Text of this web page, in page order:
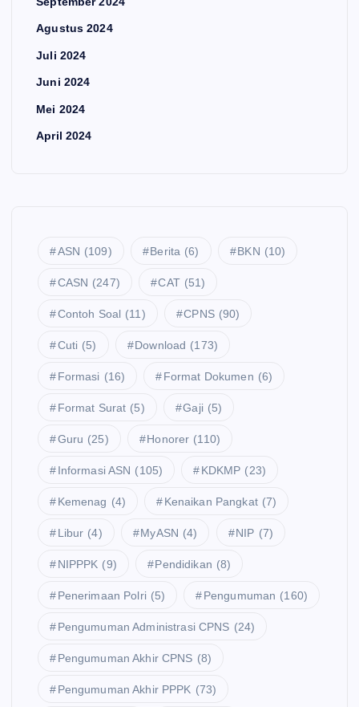
Agustus 2024
Juli 2024
Juni 2024
Mei 2024
April 2024
ASN (109) Berita (6) BKN (10)
CASN (247) CAT (51)
Contoh Soal (11) CPNS (90)
Cuti (5) Download (173)
Formasi (16) Format Dokumen (6)
Format Surat (5) Gaji (5)
Guru (25) Honorer (110)
Informasi ASN (105) KDKMP (23)
Kemenag (4) Kenaikan Pangkat (7)
Libur (4) MyASN (4) NIP (7)
NIPPPK (9) Pendidikan (8)
Penerimaan Polri (5) Pengumuman (160)
Pengumuman Administrasi CPNS (24)
Pengumuman Akhir CPNS (8)
Pengumuman Akhir PPPK (73)